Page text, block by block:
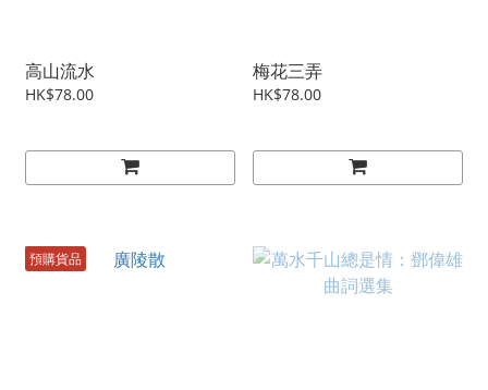
高山流水
HK$78.00
梅花三弄
HK$78.00
預購貨品